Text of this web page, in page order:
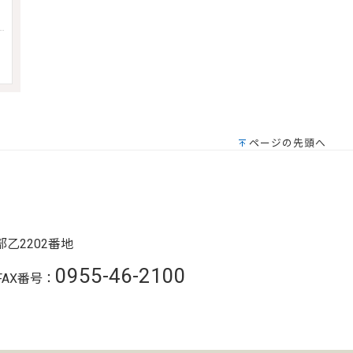
ページの先頭へ
乙2202番地
番号： 0955-46-2100